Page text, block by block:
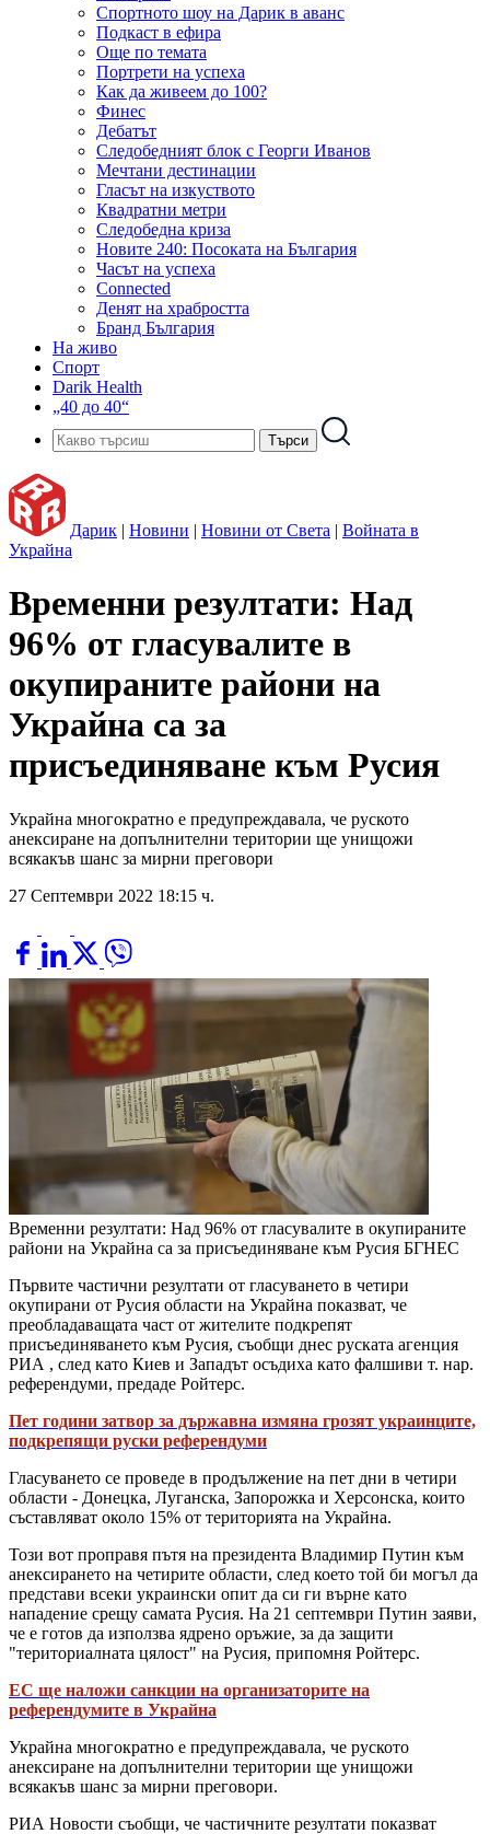
Спортното шоу на Дарик в аванс
Подкаст в ефира
Още по темата
Портрети на успеха
Как да живеем до 100?
Финес
Дебатът
Следобедният блок с Георги Иванов
Мечтани дестинации
Гласът на изкуството
Квадратни метри
Следобедна криза
Новите 240: Посоката на България
Часът на успеха
Connected
Денят на храбростта
Бранд България
На живо
Спорт
Darik Health
„40 до 40“
Дарик | Новини | Новини от Света | Войната в
Украйна
Временни резултати: Над
96% от гласувалите в
окупираните райони на
Украйна са за
присъединяване към Русия
Украйна многократно е предупреждавала, че руското
анексиране на допълнителни територии ще унищожи
всякакъв шанс за мирни преговори
27 Септември 2022 18:15 ч.
Временни резултати: Над 96% от гласувалите в окупираните
райони на Украйна са за присъединяване към Русия БГНЕС
Първите частични резултати от гласуването в четири
окупирани от Русия области на Украйна показват, че
преобладаващата част от жителите подкрепят
присъединяването към Русия, съобщи днес руската агенция
РИА , след като Киев и Западът осъдиха като фалшиви т. нар.
референдуми, предаде Ройтерс.
Пет години затвор за държавна измяна грозят украинците,
подкрепящи руски референдуми
Гласуването се проведе в продължение на пет дни в четири
области - Донецка, Луганска, Запорожка и Херсонска, които
съставляват около 15% от територията на Украйна.
Този вот проправя пътя на президента Владимир Путин към
анексирането на четирите области, след което той би могъл да
представи всеки украински опит да си ги върне като
нападение срещу самата Русия. На 21 септември Путин заяви,
че е готов да използва ядрено оръжие, за да защити
"териториалната цялост" на Русия, припомня Ройтерс.
ЕС ще наложи санкции на организаторите на
референдумите в Украйна
Украйна многократно е предупреждавала, че руското
анексиране на допълнителни територии ще унищожи
всякакъв шанс за мирни преговори.
РИА Новости съобщи, че частичните резултати показват